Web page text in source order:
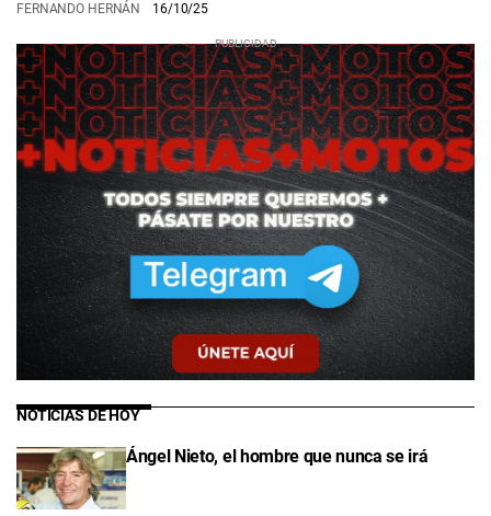
FERNANDO HERNÁN 16/10/25
NOTICIAS DE HOY
Ángel Nieto, el hombre que nunca se irá